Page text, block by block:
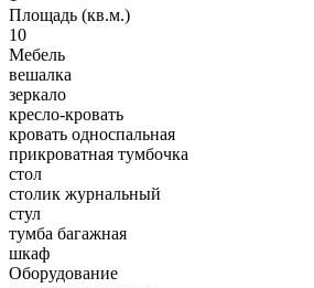
Площадь (кв.м.)
10
Мебель
вешалка
зеркало
кресло-кровать
кровать односпальная
прикроватная тумбочка
стол
столик журнальный
стул
тумба багажная
шкаф
Оборудование